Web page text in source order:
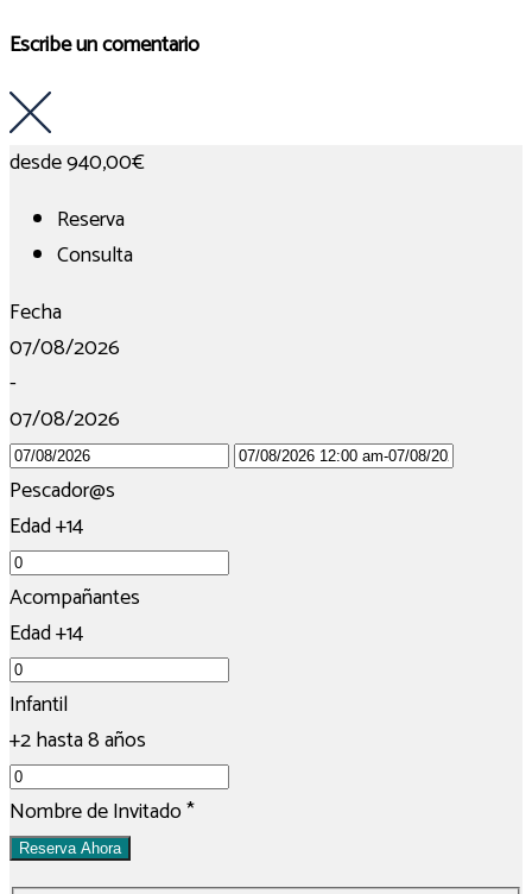
Escribe un comentario
desde940,00€
Reserva
Consulta
Fecha
07/08/2026
-
07/08/2026
Pescador@s
Edad +14
Acompañantes
Edad +14
Infantil
+2 hasta 8 años
Nombre de Invitado*
Reserva Ahora